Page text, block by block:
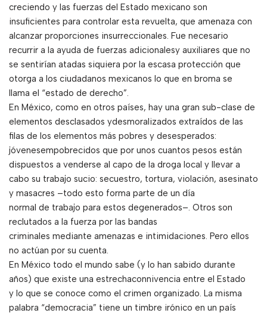
creciendo y las fuerzas del Estado mexicano son
insuficientes para controlar esta revuelta, que amenaza con
alcanzar proporciones insurreccionales. Fue necesario
recurrir a la ayuda de fuerzas adicionalesy auxiliares que no
se sentirían atadas siquiera por la escasa protección que
otorga a los ciudadanos mexicanos lo que en broma se
llama el “estado de derecho”.
En México, como en otros países, hay una gran sub-clase de
elementos desclasados ydesmoralizados extraídos de las
filas de los elementos más pobres y desesperados:
jóvenesempobrecidos que por unos cuantos pesos están
dispuestos a venderse al capo de la droga local y llevar a
cabo su trabajo sucio: secuestro, tortura, violación, asesinato
y masacres –todo esto forma parte de un día
normal de trabajo para estos degenerados–. Otros son
reclutados a la fuerza por las bandas
criminales mediante amenazas e intimidaciones. Pero ellos
no actúan por su cuenta.
En México todo el mundo sabe (y lo han sabido durante
años) que existe una estrechaconnivencia entre el Estado
y lo que se conoce como el crimen organizado. La misma
palabra “democracia” tiene un timbre irónico en un país